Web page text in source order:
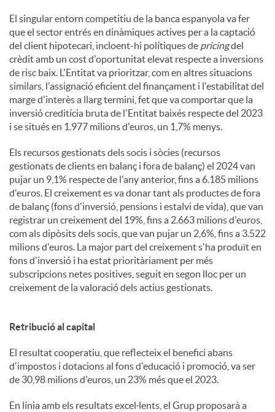
El singular entorn competitiu de la banca espanyola va fer
que el sector entrés en dinàmiques actives per a la captació
del client hipotecari, incloent-hi polítiques de pricingdel
crèdit amb un cost d'oportunitat elevat respecte a inversions
de risc baix. L'Entitat va prioritzar, com en altres situacions
similars, l'assignació eficient del finançament i l'estabilitat del
marge d'interès a llarg termini, fet que va comportar que la
inversió creditícia bruta de l'Entitat baixés respecte del 2023
i se situés en 1.977 milions d'euros, un 1,7% menys.
Els recursos gestionats dels socis i sòcies (recursos
gestionats de clients en balanç i fora de balanç) el 2024 van
pujar un 9,1% respecte de l'any anterior, fins a 6.185 milions
d'euros. El creixement es va donar tant als productes de fora
de balanç (fons d'inversió, pensions i estalvi de vida), que van
registrar un creixement del 19%, fins a 2.663 milions d'euros,
com als dipòsits dels socis, que van pujar un 2,6%, fins a 3.522
milions d'euros. La major part del creixement s'ha produït en
fons d'inversió i ha estat prioritàriament per més
subscripcions netes positives, seguit en segon lloc per un
creixement de la valoració dels actius gestionats.
Retribució al capital
El resultat cooperatiu, que reflecteix el benefici abans
d'impostos i dotacions al fons d'educació i promoció, va ser
de 30,98 milions d'euros, un 23% més que el 2023.
En línia amb els resultats excel·lents, el Grup proposarà a